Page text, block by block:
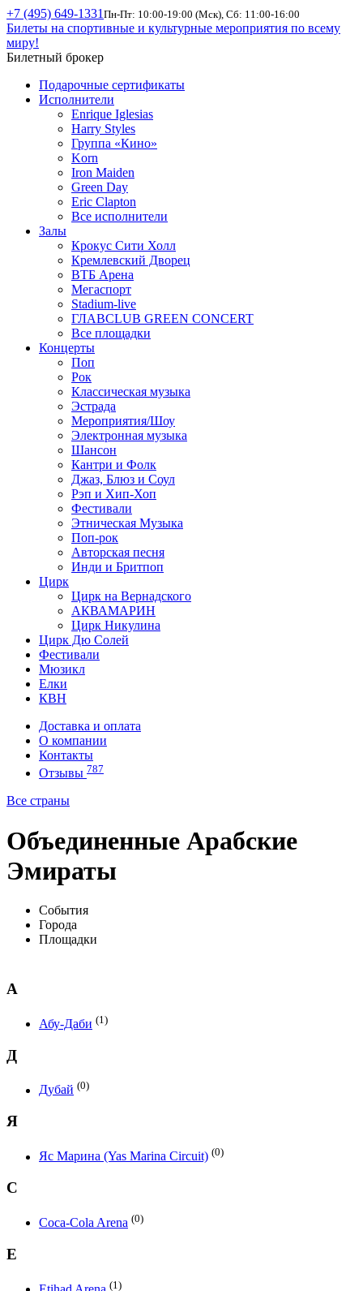
+7 (495) 649-1331 Пн-Пт: 10:00-19:00 (Мск), Сб: 11:00-16:00
Билеты на спортивные и культурные мероприятия по всему
миру!
Билетный брокер
Подарочные сертификаты
Исполнители
Enrique Iglesias
Harry Styles
Группа «Кино»
Korn
Iron Maiden
Green Day
Eric Clapton
Все исполнители
Залы
Крокус Сити Холл
Кремлевский Дворец
ВТБ Арена
Мегаспорт
Stadium-live
ГЛАВCLUB GREEN CONCERT
Все площадки
Концерты
Поп
Рок
Классическая музыка
Эстрада
Мероприятия/Шоу
Электронная музыка
Шансон
Кантри и Фолк
Джаз, Блюз и Соул
Рэп и Хип-Хоп
Фестивали
Этническая Музыка
Поп-рок
Авторская песня
Инди и Бритпоп
Цирк
Цирк на Вернадского
АКВАМАРИН
Цирк Никулина
Цирк Дю Солей
Фестивали
Мюзикл
Елки
КВН
Доставка и оплата
О компании
Контакты
Отзывы 787
Все страны
Объединенные Арабские
Эмираты
События
Города
Площадки
А
Абу-Даби (1)
Д
Дубай (0)
Я
Яс Марина (Yas Marina Circuit) (0)
C
Coca-Cola Arena (0)
E
(1)